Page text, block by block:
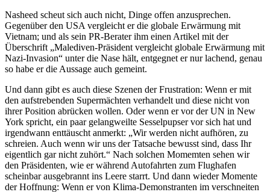
Nasheed scheut sich auch nicht, Dinge offen anzusprechen.
Gegenüber den USA vergleicht er die globale Erwärmung mit
Vietnam; und als sein PR-Berater ihm einen Artikel mit der
Überschrift „Malediven-Präsident vergleicht globale Erwärmung mit
Nazi-Invasion“ unter die Nase hält, entgegnet er nur lachend, genau
so habe er die Aussage auch gemeint.
Und dann gibt es auch diese Szenen der Frustration: Wenn er mit
den aufstrebenden Supermächten verhandelt und diese nicht von
ihrer Position abrücken wollen. Oder wenn er vor der UN in New
York spricht, ein paar gelangweilte Sesselpupser vor sich hat und
irgendwann enttäuscht anmerkt: „Wir werden nicht aufhören, zu
schreien. Auch wenn wir uns der Tatsache bewusst sind, dass Ihr
eigentlich gar nicht zuhört.“ Nach solchen Momemten sehen wir
den Präsidenten, wie er während Autofahrten zum Flughafen
scheinbar ausgebrannt ins Leere starrt. Und dann wieder Momente
der Hoffnung: Wenn er von Klima-Demonstranten im verschneiten